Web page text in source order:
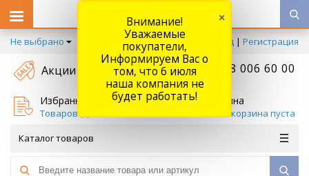
Не выбрано Вход | Регистрация
Акции +7 778 006 60 00
Избранное
Товаров (
Корзина
Ваша корзина пуста
Каталог товаров
Внимание!
Уважаемые
покупатели,
Информируем Вас о
том, что 6 июля
наша компания не
будет работать!
×